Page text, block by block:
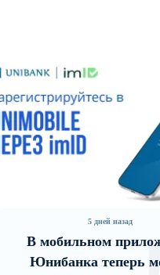
29 минут назад
Бывшие
Словакии требуют от